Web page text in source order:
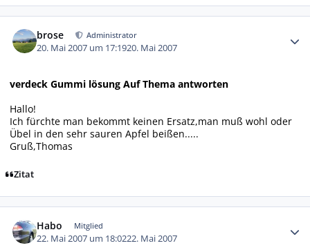
brose Administrator
20. Mai 2007 um 17:1920. Mai 2007
verdeck Gummi lösung Auf Thema antworten
Hallo!
Ich fürchte man bekommt keinen Ersatz,man muß wohl oder
Übel in den sehr sauren Apfel beißen.....
Gruß,Thomas
Zitat
Habo Mitglied
22. Mai 2007 um 18:0222. Mai 2007